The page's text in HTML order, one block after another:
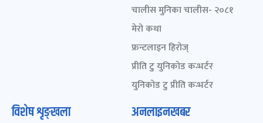
चालीस मुनिका चालीस- २०८१
मेरो कथा
फ्रन्टलाइन हिरोज्
प्रीति टु युनिकोड कन्भर्टर
युनिकोड टु प्रीति कन्भर्टर
विशेष शृङ्खला अनलाइनखबर